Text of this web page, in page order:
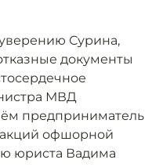
Сурина,
документы
МВД
предприниматель
офшорной
юриста Вадима